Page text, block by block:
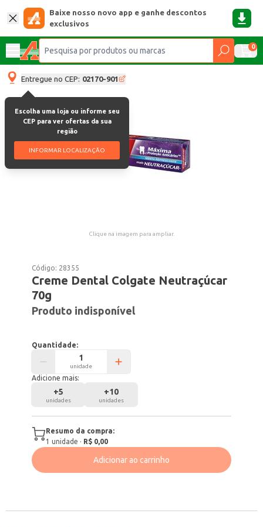
Baixe nosso novo app e ganhe descontos
exclusivos
0
Entregue no CEP: 02170-901
Escolha uma loja ou informe seu
CEP para ver ofertas da sua
região
INFORMAR LOCALIZAÇÃO
Clique na imagem para ampliar.
Código: 28355
Creme Dental Colgate Neutraçúcar
70g
Produto indisponível
Quantidade:
unidade
Adicione mais:
+5
unidades
+10
unidades
Resumo da compra:
1 unidade · R$ 0,00
Adicionar ao carrinho